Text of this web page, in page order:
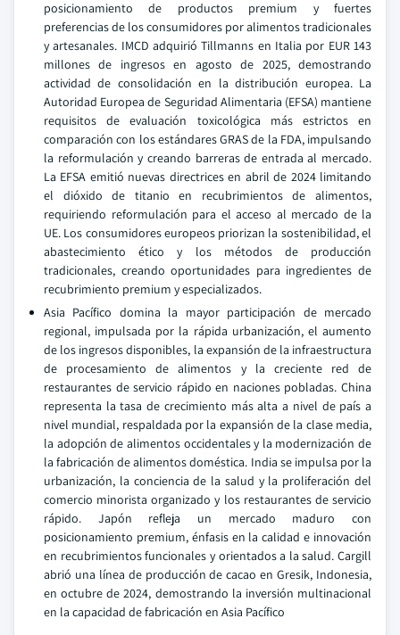
posicionamiento de productos premium y fuertes
preferencias de los consumidores por alimentos tradicionales
y artesanales. IMCD adquirió Tillmanns en Italia por EUR 143
millones de ingresos en agosto de 2025, demostrando
actividad de consolidación en la distribución europea. La
Autoridad Europea de Seguridad Alimentaria (EFSA) mantiene
requisitos de evaluación toxicológica más estrictos en
comparación con los estándares GRAS de la FDA, impulsando
la reformulación y creando barreras de entrada al mercado.
La EFSA emitió nuevas directrices en abril de 2024 limitando
el dióxido de titanio en recubrimientos de alimentos,
requiriendo reformulación para el acceso al mercado de la
UE. Los consumidores europeos priorizan la sostenibilidad, el
abastecimiento ético y los métodos de producción
tradicionales, creando oportunidades para ingredientes de
recubrimiento premium y especializados.
Asia Pacífico domina la mayor participación de mercado
regional, impulsada por la rápida urbanización, el aumento
de los ingresos disponibles, la expansión de la infraestructura
de procesamiento de alimentos y la creciente red de
restaurantes de servicio rápido en naciones pobladas. China
representa la tasa de crecimiento más alta a nivel de país a
nivel mundial, respaldada por la expansión de la clase media,
la adopción de alimentos occidentales y la modernización de
la fabricación de alimentos doméstica. India se impulsa por la
urbanización, la conciencia de la salud y la proliferación del
comercio minorista organizado y los restaurantes de servicio
rápido. Japón refleja un mercado maduro con
posicionamiento premium, énfasis en la calidad e innovación
en recubrimientos funcionales y orientados a la salud. Cargill
abrió una línea de producción de cacao en Gresik, Indonesia,
en octubre de 2024, demostrando la inversión multinacional
en la capacidad de fabricación en Asia Pacífico